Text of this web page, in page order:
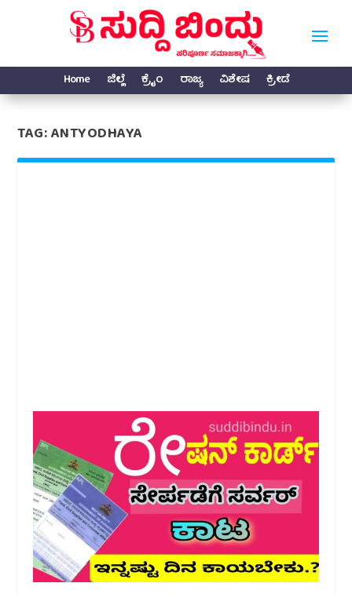
Home ಜಿಲ್ಲೆ ಕ್ರೈಂ ರಾಜ್ಯ ವಿಶೇಷ ಕ್ರೀಡೆ
TAG:ANTYODHAYA